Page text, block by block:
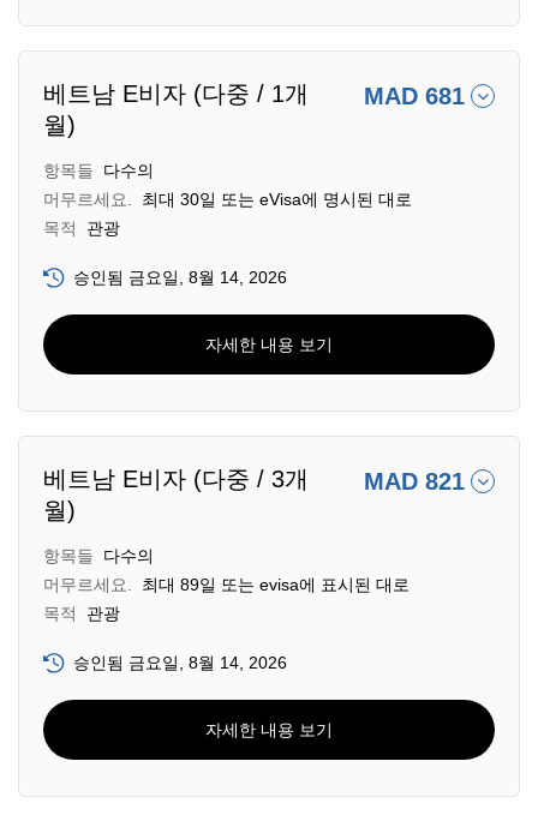
베트남 E비자 (다중 / 1개
월)
MAD 681
항목들
다수의
머무르세요.
최대 30일 또는 eVisa에 명시된 대로
목적
관광
승인됨 금요일, 8월 14, 2026
자세한 내용 보기
베트남 E비자 (다중 / 3개
월)
MAD 821
항목들
다수의
머무르세요.
최대 89일 또는 evisa에 표시된 대로
목적
관광
승인됨 금요일, 8월 14, 2026
자세한 내용 보기